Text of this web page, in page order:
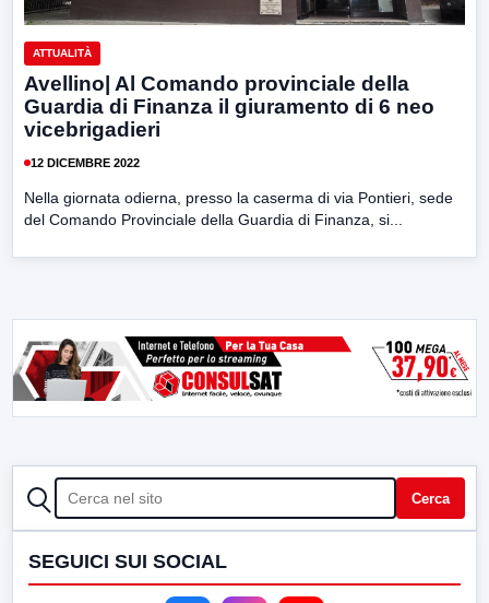
ATTUALITÀ
Avellino| Al Comando provinciale della
Guardia di Finanza il giuramento di 6 neo
vicebrigadieri
12 DICEMBRE 2022
Nella giornata odierna, presso la caserma di via Pontieri, sede
del Comando Provinciale della Guardia di Finanza, si...
CERCA Cerca
SEGUICI SUI SOCIAL